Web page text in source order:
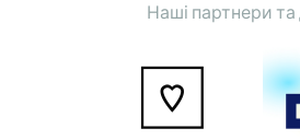
Наші партнери та